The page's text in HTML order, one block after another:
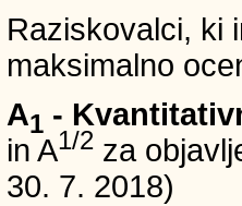
Raziskovalci, ki
maksimalno
A1 -
in A1/2 za
30. 7. 2018)